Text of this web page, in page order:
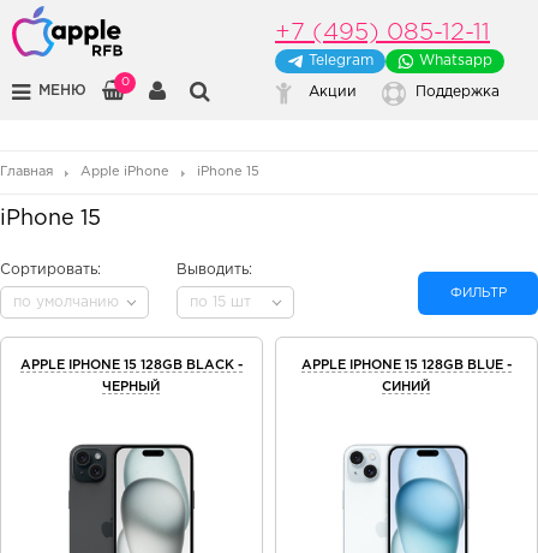
МЕНЮ
0
+7 (495) 085-12-11
Telegram Whatsapp
Акции Поддержка
Главная Apple iPhone iPhone 15
iPhone 15
Сортировать:
по умолчанию
Выводить:
по 15 шт
ФИЛЬТР
APPLE IPHONE 15 128GB BLACK -
ЧЕРНЫЙ
APPLE IPHONE 15 128GB BLUE -
СИНИЙ